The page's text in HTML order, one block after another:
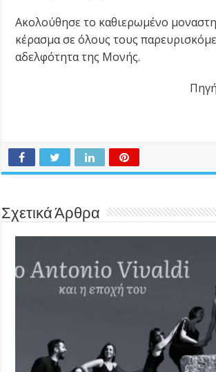
Ακολούθησε το καθιερωμένο
κέρασμα σε όλους τους
αδελφότητα της Μονής.
Σχετικά Άρθρα